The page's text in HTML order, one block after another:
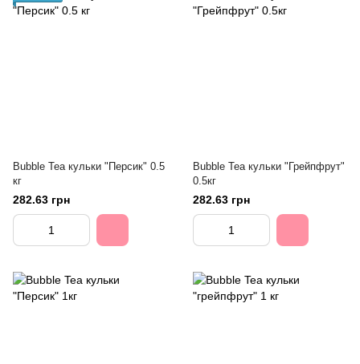
Bubble Tea кульки "Персик" 0.5
кг
282.63 грн
Bubble Tea кульки "Грейпфрут"
0.5кг
282.63 грн